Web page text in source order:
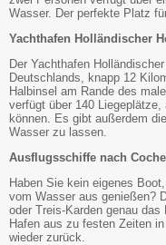
Wasser. Der perfekte Platz
Yachthafen Holländischer
Der Yachthafen
Deutschlands, knapp 12
Halbinsel am Rande des
verfügt über 140
können. Es gibt außerdem
Wasser zu lassen.
Ausflugsschiffe nach
Haben Sie kein eigenes
vom Wasser aus genießen?
oder Treis-Karden genau
Hafen aus zu festen Zeiten
wieder zurück.